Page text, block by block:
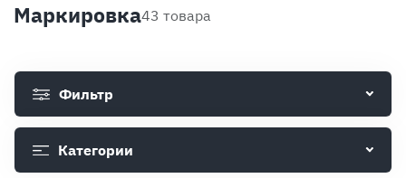
Вопросы и ответы
Отзывы
Доставка
Оплата
Маркировка43 товара
Фильтр
Категории